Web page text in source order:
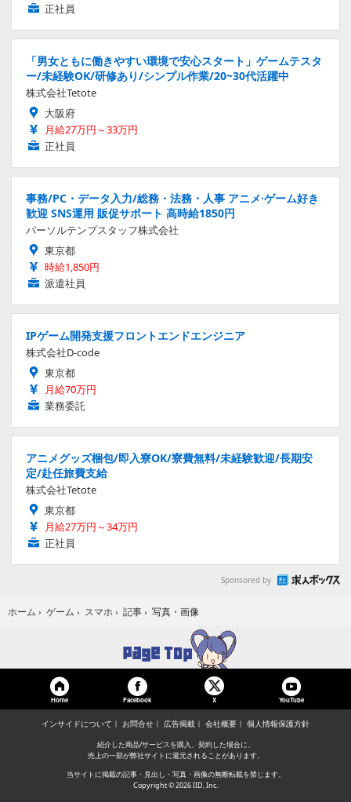
正社員
「男女ともに働きやすい環境で安心スタート」ゲームテスタ
ー/未経験OK/研修あり/シンプル作業/20~30代活躍中
株式会社Tetote
大阪府
月給27万円～33万円
正社員
事務/PC・データ入力/総務・法務・人事 アニメ·ゲーム好き
歓迎 SNS運用 販促サポート 高時給1850円
パーソルテンプスタッフ株式会社
東京都
時給1,850円
派遣社員
IPゲーム開発支援フロントエンドエンジニア
株式会社D-code
東京都
月給70万円
業務委託
アニメグッズ梱包/即入寮OK/寮費無料/未経験歓迎/長期安
定/赴任旅費支給
株式会社Tetote
東京都
月給27万円～34万円
正社員
Sponsored by
ホーム › ゲーム › スマホ › 記事 › 写真・画像
Home Facebook X YouTube
インサイドについて お問合せ 広告掲載 会社概要 個人情報保護方針
紹介した商品/サービスを購入、契約した場合に、
売上の一部が弊社サイトに還元されることがあります。
当サイトに掲載の記事・見出し・写真・画像の無断転載を禁じます。
Copyright © 2026 IID, Inc.